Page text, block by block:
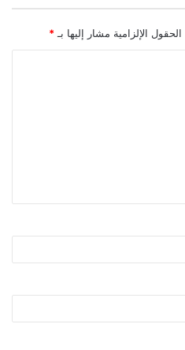
الحقول الإلزامية مشار إليها بـ *